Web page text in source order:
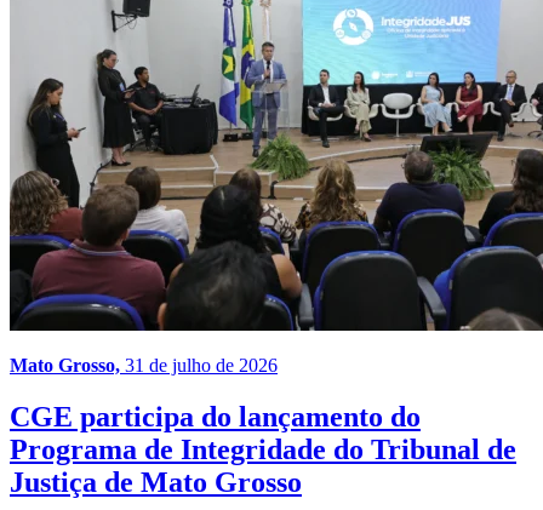
Mato Grosso, 31 de julho de 2026
CGE participa do lançamento do
Programa de Integridade do Tribunal de
Justiça de Mato Grosso